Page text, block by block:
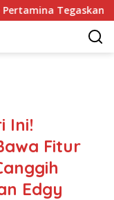
Tegaskan Tak
Ini!
Fitur
Edgy